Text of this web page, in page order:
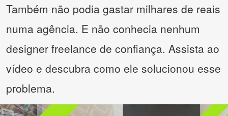
Também não podia gastar milhares de reais
numa agência. E não conhecia nenhum
designer freelance de confiança. Assista ao
vídeo e descubra como ele solucionou esse
problema.